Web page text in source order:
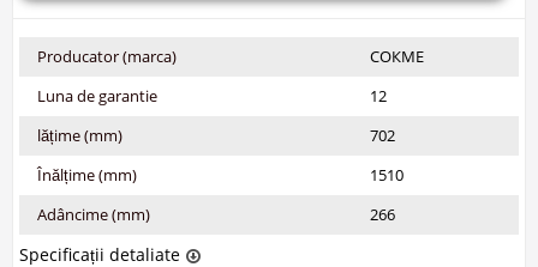
Producator (marca)
СОКМЕ
Luna de garantie
12
lățime (mm)
702
Înălțime (mm)
1510
Adâncime (mm)
266
Specificații detaliate